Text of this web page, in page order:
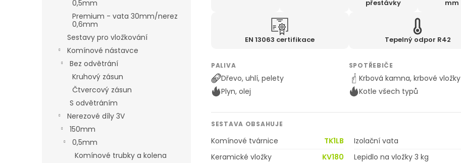
0,5mm
Premium - vata 30mm/nerez
0,6mm
Sestavy pro vložkování
Komínové nástavce
Bez odvětrání
Kruhový zásun
Čtvercový zásun
S odvětráním
Nerezové díly 3V
150mm
0,5mm
Komínové trubky a kolena
přestávky
mm
EN 13063 certifikace Tepelný odpor R42
PALIVA
Dřevo, uhlí, pelety
Plyn, olej
SPOTŘEBIČE
Krbová kamna, krbové vložky
Kotle všech typů
SESTAVA OBSAHUJE
Komínové tvárnice TK1LB Izolační vata
Keramické vložky
KV180 Lepidlo na vložky 3 kg